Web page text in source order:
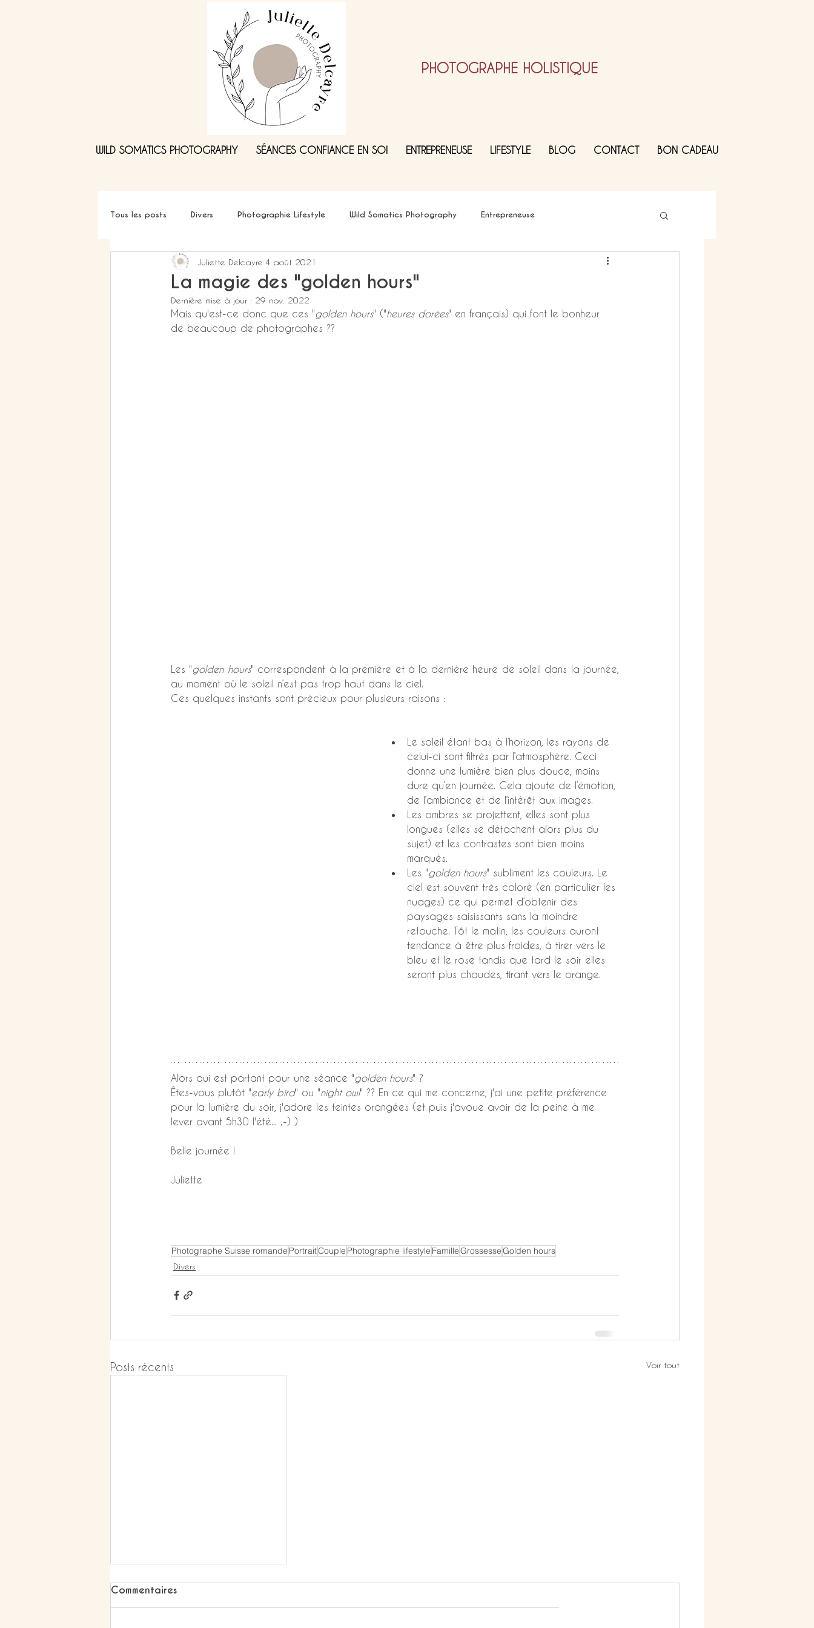
PHOTOGRAPHE HOLISTIQUE
WILD SOMATICS PHOTOGRAPHY SÉANCES CONFIANCE EN SOI ENTREPRENEUSE LIFESTYLE BLOG CONTACT BON CADEAU
Tous les posts Divers Photographie Lifestyle Wild Somatics Photography Entrepreneuse
Photographe holistique
La magie des "golden hours"
Juliette Delcayre 4 août 2021
Dernière mise à jour : 29 nov. 2022
Mais qu'est-ce donc que ces "golden hours" ("heures dorées" en français) qui font le bonheur
de beaucoup de photographes ??
Les "golden hours" correspondent à la première et à la dernière heure de soleil dans la journée,
au moment où le soleil n’est pas trop haut dans le ciel.
Ces quelques instants sont précieux pour plusieurs raisons :
Le soleil étant bas à l’horizon, les rayons de
celui-ci sont filtrés par l’atmosphère. Ceci
donne une lumière bien plus douce, moins
dure qu’en journée. Cela ajoute de l’émotion,
de l’ambiance et de l’intérêt aux images.
Les ombres se projettent, elles sont plus
longues (elles se détachent alors plus du
sujet) et les contrastes sont bien moins
marqués.
Les "golden hours" subliment les couleurs. Le
ciel est souvent très coloré (en particulier les
nuages) ce qui permet d’obtenir des
paysages saisissants sans la moindre
retouche. Tôt le matin, les couleurs auront
tendance à être plus froides, à tirer vers le
bleu et le rose tandis que tard le soir elles
seront plus chaudes, tirant vers le orange.
Alors qui est partant pour une séance "golden hours" ?
Êtes-vous plutôt "early bird" ou "night owl" ?? En ce qui me concerne, j'ai une petite préférence
pour la lumière du soir, j'adore les teintes orangées (et puis j'avoue avoir de la peine à me
lever avant 5h30 l'été... ;-) )
Belle journée !
Juliette
Photographe Suisse romande PortraitCouple Photographie lifestyle FamilleGrossesseGolden hours
Divers
Posts récents Voir tout
Commentaires